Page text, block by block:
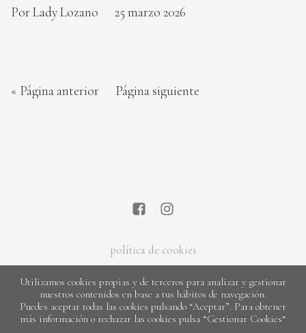
Por Lady Lozano 25 marzo 2026
« Página anterior Página siguiente
política de cookies
Utilizamos cookies propias y de terceros para analizar y gestionar
nuestros contenidos en base a tus hábitos de navegación.
Puedes aceptar todas las cookies pulsando “Aceptar”. Para obtener
más información o rechazar las cookies pulsa “Gestionar Cookies“